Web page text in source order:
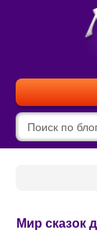
Мир сказок